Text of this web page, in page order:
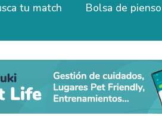
tu match Bolsa de pienso